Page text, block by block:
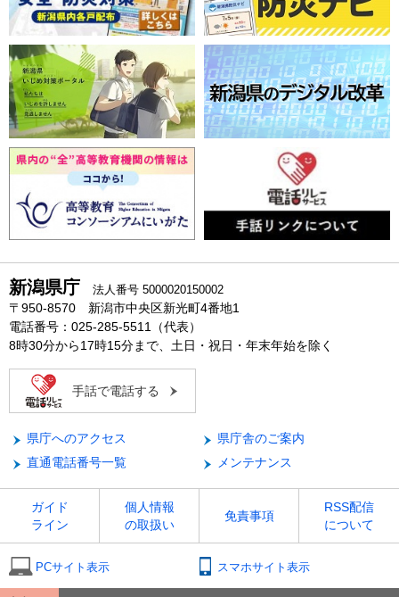
新潟県庁 法人番号 5000020150002
〒950-8570 新潟市中央区新光町4番地1
電話番号：025-285-5511（代表）
8時30分から17時15分まで、土日・祝日・年末年始を除く
手話で電話する
県庁へのアクセス
県庁舎のご案内
直通電話番号一覧
メンテナンス
ガイド
ライン
個人情報
の取扱い
免責事項
RSS配信
について
PCサイト表示 スマホサイト表示